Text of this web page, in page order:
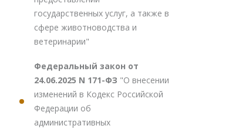
государственных услуг, а также в
сфере животноводства и
ветеринарии"
Федеральный закон от
24.06.2025 N 171-ФЗ "О внесении
изменений в Кодекс Российской
Федерации об
административных